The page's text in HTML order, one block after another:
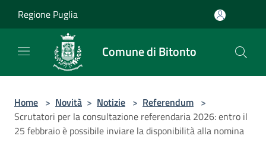
Regione Puglia
Comune di Bitonto
Home > Novità > Notizie > Referendum >
Scrutatori per la consultazione referendaria 2026: entro il
25 febbraio è possibile inviare la disponibilità alla nomina